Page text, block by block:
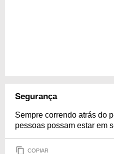
Segurança
Sempre correndo atrás do
pessoas possam estar em
COPIAR